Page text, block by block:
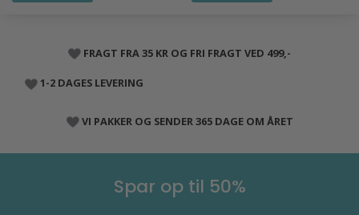
FRAGT FRA 35 KR OG FRI FRAGT VED 499,-
1-2 DAGES LEVERING
VI PAKKER OG SENDER 365 DAGE OM ÅRET
Spar op til 50%